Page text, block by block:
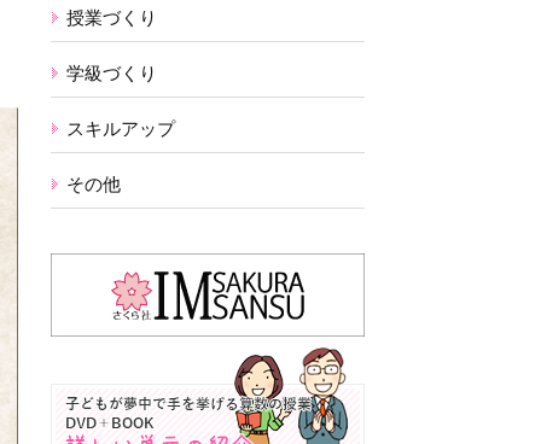
授業づくり
学級づくり
スキルアップ
その他